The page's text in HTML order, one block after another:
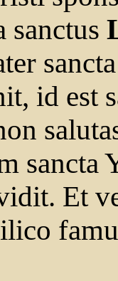
sanctus
id est
sancta
Et
ilico